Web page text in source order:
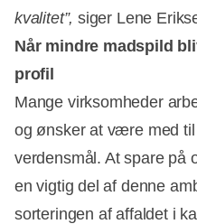
kvalitet”, siger Lene
Når mindre madspild
profil
Mange virksomheder
og ønsker at være med
verdensmål. At spare på
en vigtig del af denne
sorteringen af affaldet i